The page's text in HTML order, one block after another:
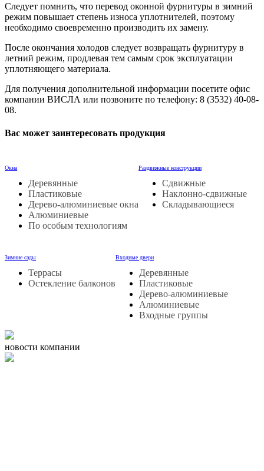
Следует помнить, что перевод оконной фурнитуры в зимний
режим повышает степень износа уплотнителей, поэтому
необходимо своевременно производить их замену.
После окончания холодов следует возвращать фурнитуру в
летний режим, продлевая тем самым срок эксплуатации
уплотняющего материала.
Для получения дополнительной информации посетите офис
компании ВИСЛА или позвоните по телефону: 8 (3532) 40-08-
08.
Вас может заинтересовать продукция
Окна
Деревянные
Пластиковые
Дерево-алюминиевые окна
Алюминиевые
По особым технологиям
Раздвижные конструкции
Сдвижные
Наклонно-сдвижные
Складывающиеся
Зимние сады
Террасы
Остекление балконов
Входные двери
Деревянные
Пластиковые
Дерево-алюминиевые
Алюминиевые
Входные группы
новости компании